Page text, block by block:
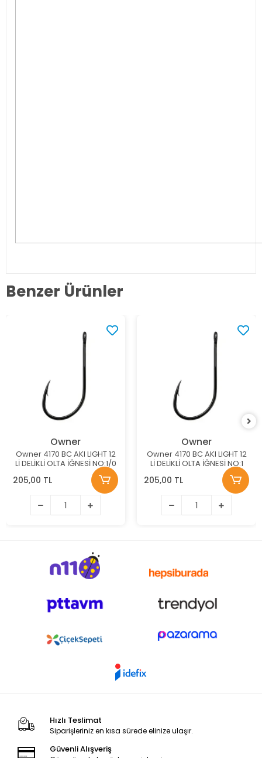
Benzer Ürünler
Owner
Owner 4170 BC AKI LIGHT 12
Lİ DELİKLİ OLTA İĞNESİ NO:1/0
205,00 TL
Owner
Owner 4170 BC AKI LIGHT 12
Lİ DELİKLİ OLTA İĞNESİ NO:1
205,00 TL
Hızlı Teslimat
Siparişleriniz en kısa sürede elinize ulaşır.
Güvenli Alışveriş